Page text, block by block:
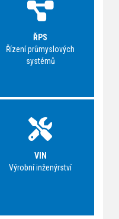
ŘPS
Řízení průmyslových
systémů
VIN
Výrobní inženýrství